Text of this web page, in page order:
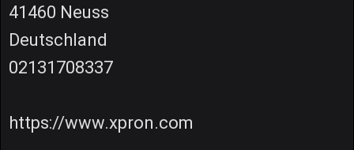
41460 Neuss
Deutschland
02131708337
https://www.xpron.com